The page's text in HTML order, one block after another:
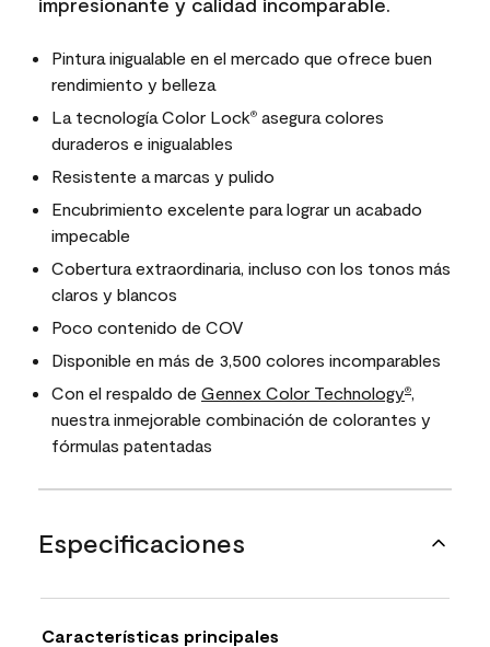
impresionante y calidad incomparable.
Pintura inigualable en el mercado que ofrece buen
rendimiento y belleza
La tecnología Color Lock® asegura colores
duraderos e inigualables
Resistente a marcas y pulido
Encubrimiento excelente para lograr un acabado
impecable
Cobertura extraordinaria, incluso con los tonos más
claros y blancos
Poco contenido de COV
Disponible en más de 3,500 colores incomparables
Con el respaldo de Gennex Color Technology®,
nuestra inmejorable combinación de colorantes y
fórmulas patentadas
Especificaciones
Características principales